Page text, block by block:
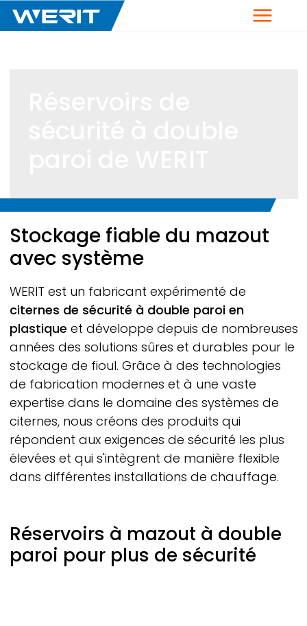
Menu
Breadcrumb
Stockage fiable du mazout
avec système
WERIT est un fabricant expérimenté de
citernes de sécurité à double paroi en
plastique et développe depuis de nombreuses
années des solutions sûres et durables pour le
stockage de fioul. Grâce à des technologies
de fabrication modernes et à une vaste
expertise dans le domaine des systèmes de
citernes, nous créons des produits qui
répondent aux exigences de sécurité les plus
élevées et qui s'intègrent de manière flexible
dans différentes installations de chauffage.
Réservoirs à mazout à double
paroi pour plus de sécurité